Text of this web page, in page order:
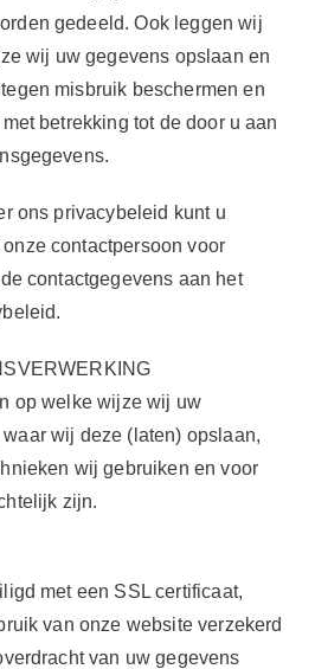
gedeeld. Ook leggen wij
wij uw gegevens opslaan en
misbruik beschermen en
betrekking tot de door u aan
ons privacybeleid kunt u
contactpersoon voor
contactgegevens aan het
op welke wijze wij uw
wij deze (laten) opslaan,
wij gebruiken en voor
zijn.
met een SSL certificaat,
van onze website verzekerd
van uw gegevens